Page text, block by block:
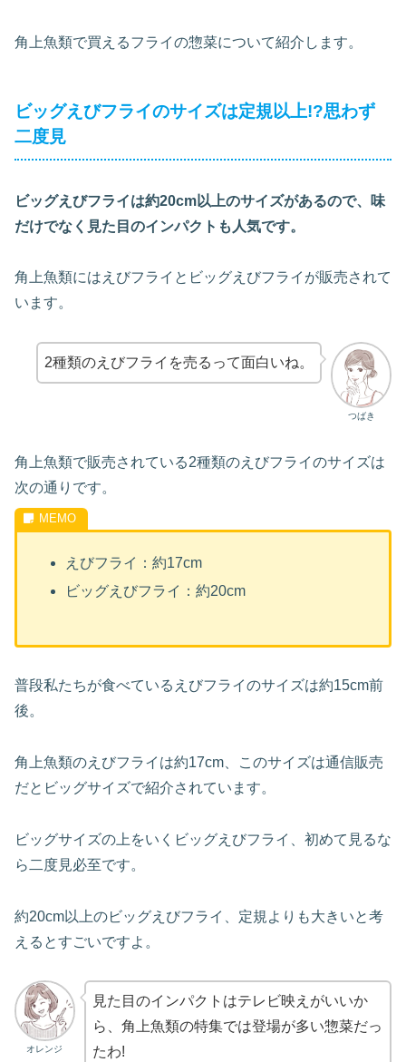
角上魚類で買えるフライの惣菜について紹介します。
ビッグえびフライのサイズは定規以上!?思わず
二度見
ビッグえびフライは約20cm以上のサイズがあるので、味
だけでなく見た目のインパクトも人気です。
角上魚類にはえびフライとビッグえびフライが販売されて
います。
つばき
2種類のえびフライを売るって面白いね。
角上魚類で販売されている2種類のえびフライのサイズは
次の通りです。
えびフライ：約17cm
ビッグえびフライ：約20cm
普段私たちが食べているえびフライのサイズは約15cm前
後。
角上魚類のえびフライは約17cm、このサイズは通信販売
だとビッグサイズで紹介されています。
ビッグサイズの上をいくビッグえびフライ、初めて見るな
ら二度見必至です。
約20cm以上のビッグえびフライ、定規よりも大きいと考
えるとすごいですよ。
オレンジ
見た目のインパクトはテレビ映えがいいか
ら、角上魚類の特集では登場が多い惣菜だっ
たわ!